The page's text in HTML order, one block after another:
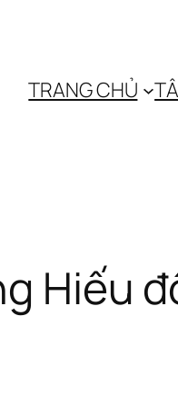
TRANG CHỦ
Hiếu